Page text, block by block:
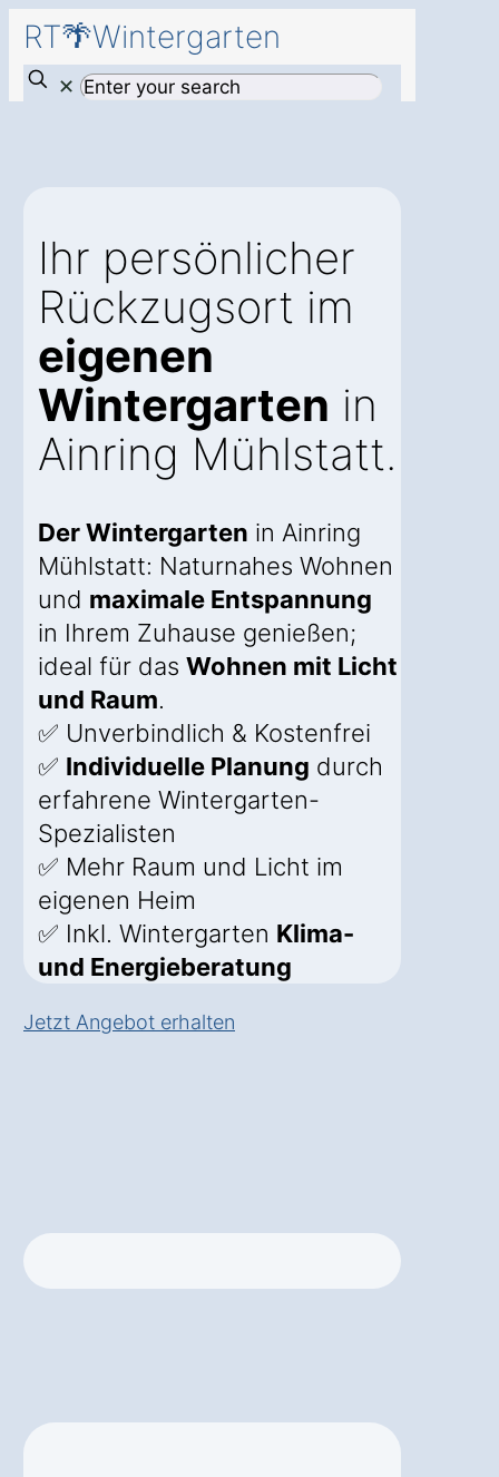
RT🌴Wintergarten
✕
Ihr persönlicher
Rückzugsort im
eigenen
Wintergarten in
Ainring Mühlstatt.
Der Wintergarten in Ainring
Mühlstatt: Naturnahes Wohnen
und maximale Entspannung
in Ihrem Zuhause genießen;
ideal für das Wohnen mit Licht
und Raum.
✅ Unverbindlich & Kostenfrei
✅ Individuelle Planung durch
erfahrene Wintergarten-
Spezialisten
✅ Mehr Raum und Licht im
eigenen Heim
✅ Inkl. Wintergarten Klima-
und Energieberatung
Jetzt Angebot erhalten